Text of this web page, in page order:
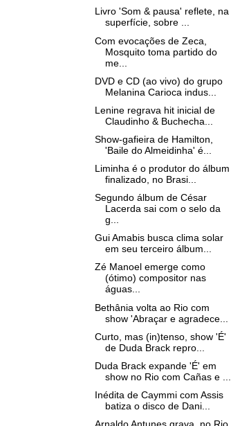
Livro 'Som & pausa' reflete, na
superfície, sobre ...
Com evocações de Zeca,
Mosquito toma partido do
me...
DVD e CD (ao vivo) do grupo
Melanina Carioca indus...
Lenine regrava hit inicial de
Claudinho & Buchecha...
Show-gafieira de Hamilton,
'Baile do Almeidinha' é...
Liminha é o produtor do álbum
finalizado, no Brasi...
Segundo álbum de César
Lacerda sai com o selo da
g...
Gui Amabis busca clima solar
em seu terceiro álbum...
Zé Manoel emerge como
(ótimo) compositor nas
águas...
Bethânia volta ao Rio com
show 'Abraçar e agradece...
Curto, mas (in)tenso, show 'É'
de Duda Brack repro...
Duda Brack expande 'É' em
show no Rio com Cañas e ...
Inédita de Caymmi com Assis
batiza o disco de Dani...